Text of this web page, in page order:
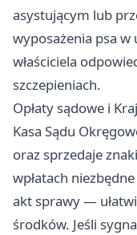
asystującym lub
wyposażenia psa w
właściciela
szczepieniach.
Opłaty sądowe i
Kasa Sądu
oraz sprzedaje
wpłatach
akt sprawy —
środków. Jeśli